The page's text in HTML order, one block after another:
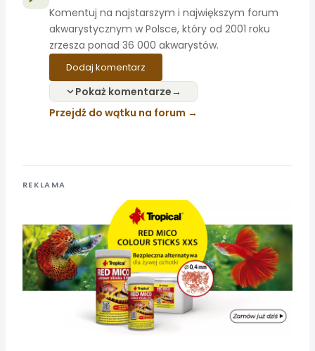
Komentuj na najstarszym i największym forum
akwarystycznym w Polsce, który od 2001 roku
zrzesza ponad 36 000 akwarystów.
Dodaj komentarz
Pokaż komentarze
Przejdź do wątku na forum
REKLAMA